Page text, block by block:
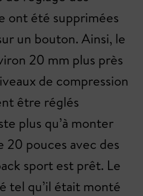
ont été supprimées
un bouton. Ainsi, le
20 mm plus près
de compression
être réglés
plus qu’à monter
20 pouces avec des
sport est prêt. Le
tel qu’il était monté